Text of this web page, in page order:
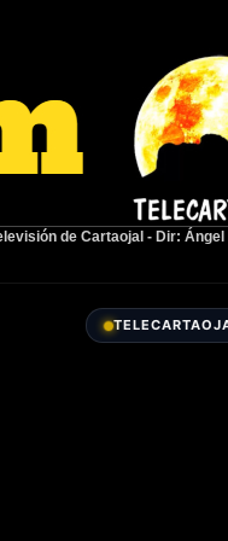
de Cartaojal - Dir: Ángel